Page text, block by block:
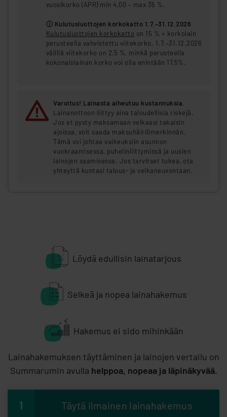
vuosikorko (APR) min 4,00 – max 35 %.
ⓘ Kulutusluottojen korkokatto 1.7.–31.12.2026
Kulutusluottojen korkokatto on 15 % + korkolain
perusteella vahvistettu viitekorko. 1.7.–31.12.2026
välillä viitekorko on 2,5 %, minkä perusteella
kokonaislainan korko voi olla enintään 17,5%.
Varoitus! Lainasta aiheutuu kustannuksia.
Lainanottoon liittyy aina taloudellisia riskejä.
Jos et pysty maksamaan velkaasi takaisin
ajoissa, voit saada maksuhäiriömerkinnän.
Tämä voi johtaa vaikeuksiin asunnon
vuokraamisessa, puhelinliittymissä ja uusien
lainojen saamisessa. Jos tarvitset tukea, ota
yhteyttä kuntasi talous- ja velkaneuvontaan.
Löydä edullisin lainatarjous
Selkeä ja nopea lainahakemus
Hakemus ei sido mihinkään
Lainahakemuksen täyttäminen ja lainojen vertailu on
Summarumin avulla helppoa, nopeaa ja läpinäkyvää.
1 Täytä ilmainen lainahakemus